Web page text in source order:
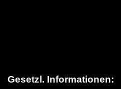
Gesetzl. Informationen: